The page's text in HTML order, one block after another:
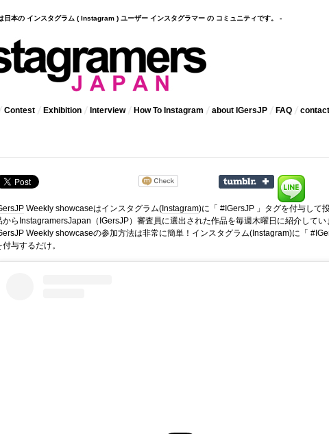
本の インスタグラム ( Instagram ) ユーザー インスタグラマー の コミュニティです。 -
Contest Exhibition Interview How To Instagram about IGersJP FAQ
Weekly showcaseはインスタグラム(Instagram)に「 #IGersJP 」タグを付与して
からInstagramersJapan（IGersJP）審査員に選出された作品を毎週木曜日に紹介してい
Weekly showcaseの参加方法は非常に簡単！インスタグラム(Instagram)に「
付与するだけ。